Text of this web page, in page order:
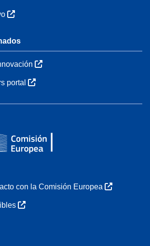
portal
con la Comisión Europea